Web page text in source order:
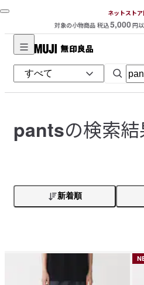
ネットスト
対象の小物商品 税込5,000円
無
印
良
ッ
pantsの検索結
新着順